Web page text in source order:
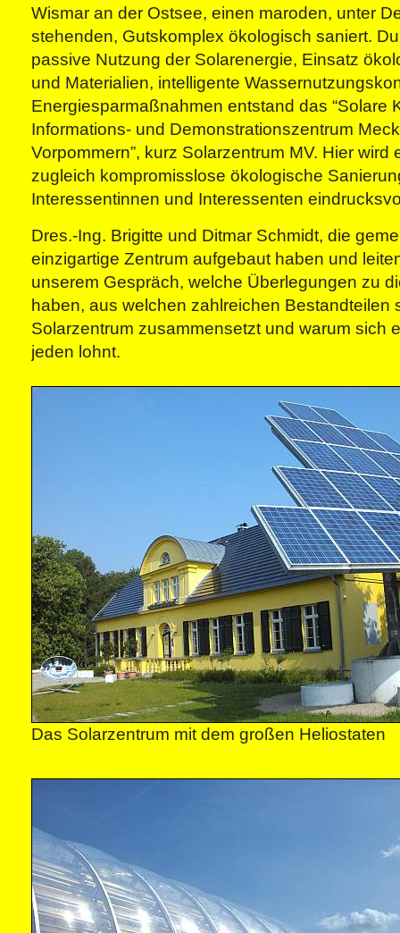
Wismar an der Ostsee, einen maroden, unter
stehenden, Gutskomplex ökologisch saniert.
passive Nutzung der Solarenergie, Einsatz
und Materialien, intelligente
Energiesparmaßnahmen entstand das “Solare
Informations- und Demonstrationszentrum
Vorpommern”, kurz Solarzentrum MV. Hier wird
zugleich kompromisslose ökologische
Interessentinnen und Interessenten
Dres.-Ing. Brigitte und Ditmar Schmidt, die
einzigartige Zentrum aufgebaut haben und
unserem Gespräch, welche Überlegungen zu
haben, aus welchen zahlreichen Bestandteilen
Solarzentrum zusammensetzt und warum sich
jeden lohnt.
Das Solarzentrum mit dem großen Heliostaten